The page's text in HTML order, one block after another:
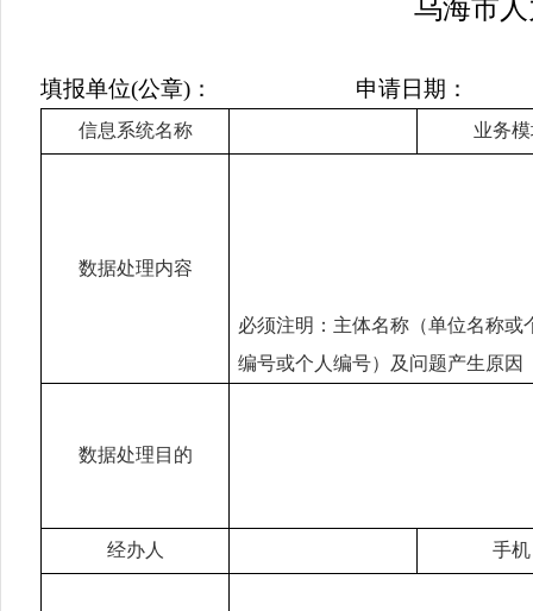
乌海市
填报单位(公章) ： 申请日期：
信息系统名称 业务
数据处理内容
必须注明：主体名称（单位名称
编号或个人编号）及问题产生原因
数据处理目的
经办人 手机